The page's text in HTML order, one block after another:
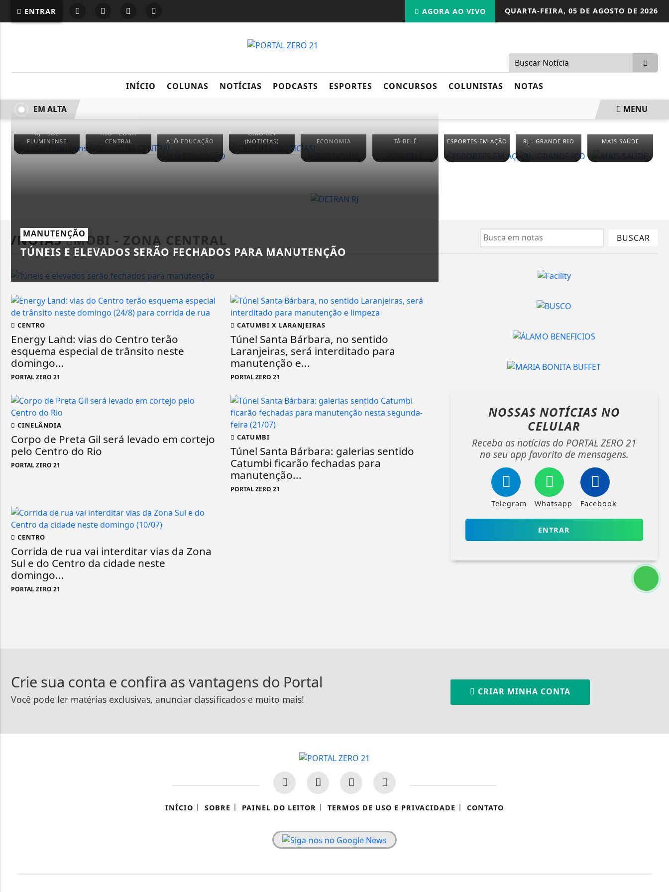
ENTRAR QUARTA-FEIRA, 05 DE AGOSTO DE 2026
AGORA AO VIVO
INÍCIO COLUNAS NOTÍCIAS PODCASTS ESPORTES CONCURSOS COLUNISTAS NOTAS
EM ALTA MENU
RJ - SUL
FLUMINENSE
RIO - ZONA
CENTRAL
ALÔ EDUCAÇÃO
GIRO 021
(NOTICIAS)
ECONOMIA TÁ BELÊ ESPORTES EM AÇÃO RJ - GRANDE RIO MAIS SAÚDE
/NOTAS MOBI - ZONA CENTRAL BUSCAR
MANUTENÇÃO
TÚNEIS E ELEVADOS SERÃO FECHADOS PARA MANUTENÇÃO
CENTRO
Energy Land: vias do Centro terão
esquema especial de trânsito neste
domingo...
PORTAL ZERO 21
CATUMBI X LARANJEIRAS
Túnel Santa Bárbara, no sentido
Laranjeiras, será interditado para
manutenção e...
PORTAL ZERO 21
CINELÂNDIA
Corpo de Preta Gil será levado em cortejo
pelo Centro do Rio
PORTAL ZERO 21
CATUMBI
Túnel Santa Bárbara: galerias sentido
Catumbi ficarão fechadas para
manutenção...
PORTAL ZERO 21
CENTRO
Corrida de rua vai interditar vias da Zona
Sul e do Centro da cidade neste
domingo...
PORTAL ZERO 21
NOSSAS NOTÍCIAS NO
CELULAR
Receba as notícias do PORTAL ZERO 21
no seu app favorito de mensagens.
Telegram Whatsapp Facebook
ENTRAR
Crie sua conta e confira as vantagens do Portal
Você pode ler matérias exclusivas, anunciar classificados e muito mais!
CRIAR MINHA CONTA
INÍCIO | SOBRE | PAINEL DO LEITOR | TERMOS DE USO E PRIVACIDADE | CONTATO
concorda com nossos Termos de Uso e Privacidade.